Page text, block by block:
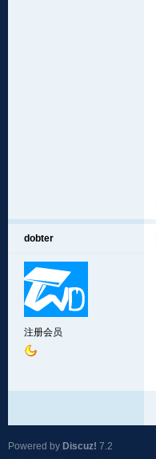
dobter
注册会员
Powered by Discuz! 7.2